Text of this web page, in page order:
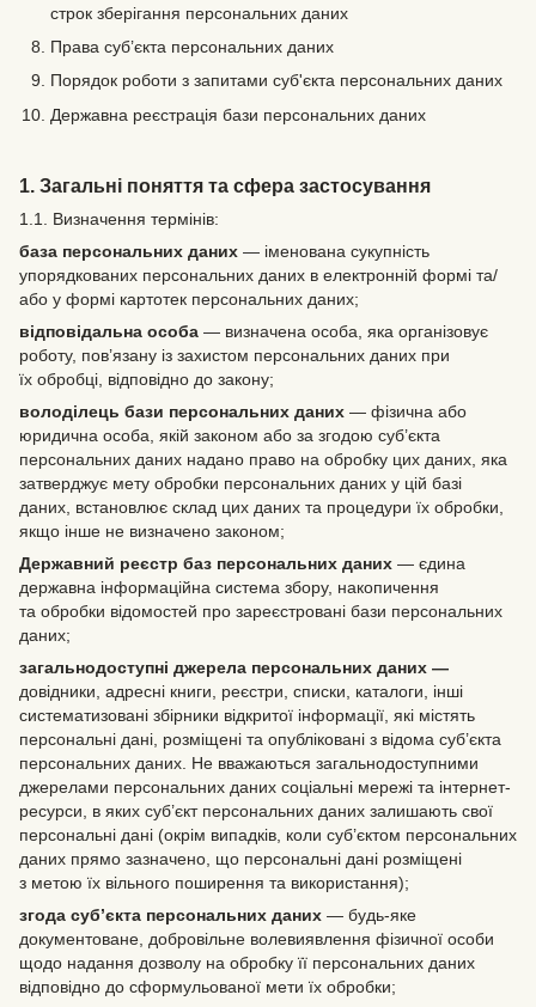
строк зберігання персональних даних
Права суб’єкта персональних даних
Порядок роботи з запитами суб'єкта персональних даних
Державна реєстрація бази персональних даних
1. Загальні поняття та сфера застосування
1.1. Визначення термінів:
база персональних даних — іменована сукупність
упорядкованих персональних даних в електронній формі та/
або у формі картотек персональних даних;
відповідальна особа — визначена особа, яка організовує
роботу, пов’язану із захистом персональних даних при
їх обробці, відповідно до закону;
володілець бази персональних даних — фізична або
юридична особа, якій законом або за згодою суб’єкта
персональних даних надано право на обробку цих даних, яка
затверджує мету обробки персональних даних у цій базі
даних, встановлює склад цих даних та процедури їх обробки,
якщо інше не визначено законом;
Державний реєстр баз персональних даних — єдина
державна інформаційна система збору, накопичення
та обробки відомостей про зареєстровані бази персональних
даних;
загальнодоступні джерела персональних даних —
довідники, адресні книги, реєстри, списки, каталоги, інші
систематизовані збірники відкритої інформації, які містять
персональні дані, розміщені та опубліковані з відома суб’єкта
персональних даних. Не вважаються загальнодоступними
джерелами персональних даних соціальні мережі та інтернет-
ресурси, в яких суб’єкт персональних даних залишають свої
персональні дані (окрім випадків, коли суб’єктом персональних
даних прямо зазначено, що персональні дані розміщені
з метою їх вільного поширення та використання);
згода суб’єкта персональних даних — будь-яке
документоване, добровільне волевиявлення фізичної особи
щодо надання дозволу на обробку її персональних даних
відповідно до сформульованої мети їх обробки;